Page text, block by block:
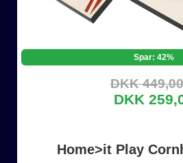
Spar: 42%
DKK 449,00
DKK
Home>it Play